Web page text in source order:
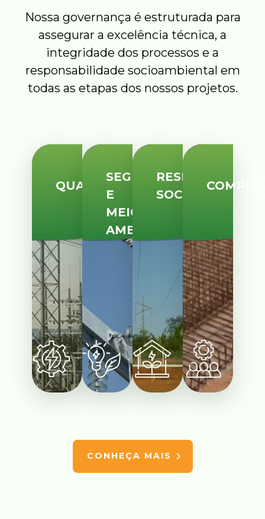
Nossa governança é estruturada para
assegurar a excelência técnica, a
integridade dos processos e a
responsabilidade socioambiental em
todas as etapas dos nossos projetos.
QUALIDADE
SEGURANÇA
E
MEIO
AMBIENTE
CONHEÇA MAIS